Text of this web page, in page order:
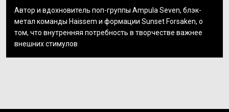
Автор и вдохновитель поп-группы Ampula Seven, блэк-
метал команды Haissem и формации Sunset Forsaken, о
том, что внутренняя потребность в творчестве важнее
внешних стимулов